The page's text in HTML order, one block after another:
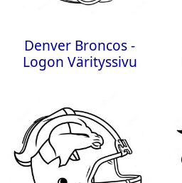
Denver Broncos -
Logon Värityssivu